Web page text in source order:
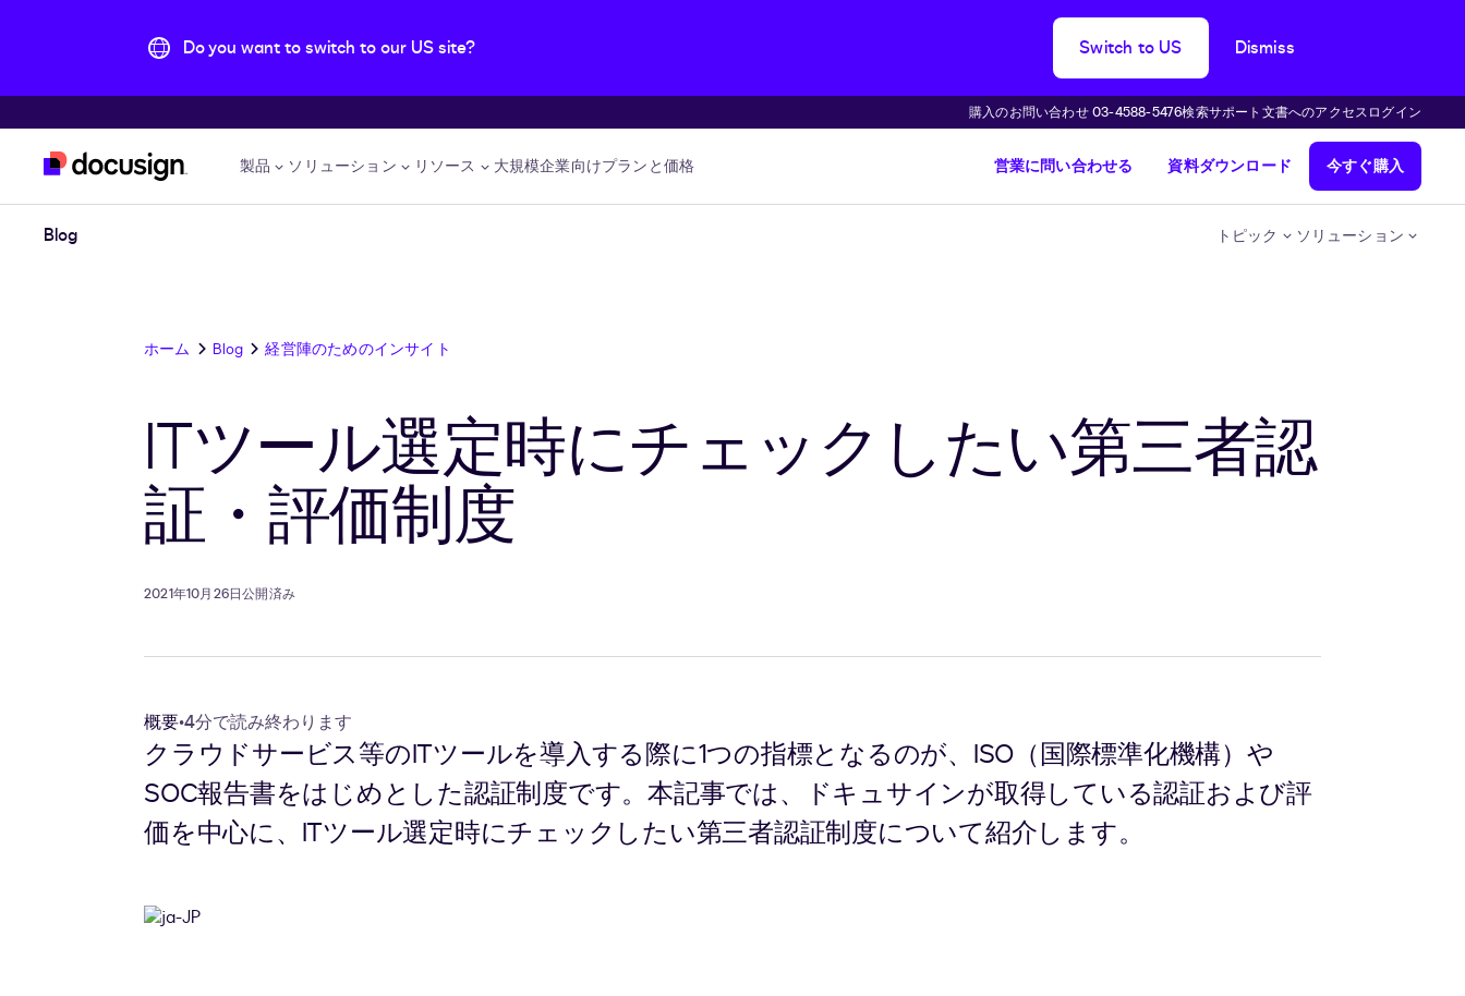
Do you want to switch to our US site? Switch to US Dismiss
購入のお問い合わせ 03-4588-5476検索サポート 文書へのアクセスログイン
製品 ソリューション リソース 大規模企業向けプランと価格 営業に問い合わせる 資料ダウンロード 今すぐ購入
Blog トピック ソリューション
ホーム Blog 経営陣のためのインサイト
ITツール選定時にチェックしたい第三者認
証・評価制度
2021年10月26日公開済み
概要•4分で読み終わります
クラウドサービス等のITツールを導入する際に1つの指標となるのが、ISO（国際標準化機構）や
SOC報告書をはじめとした認証制度です。本記事では、ドキュサインが取得している認証および評
価を中心に、ITツール選定時にチェックしたい第三者認証制度について紹介します。